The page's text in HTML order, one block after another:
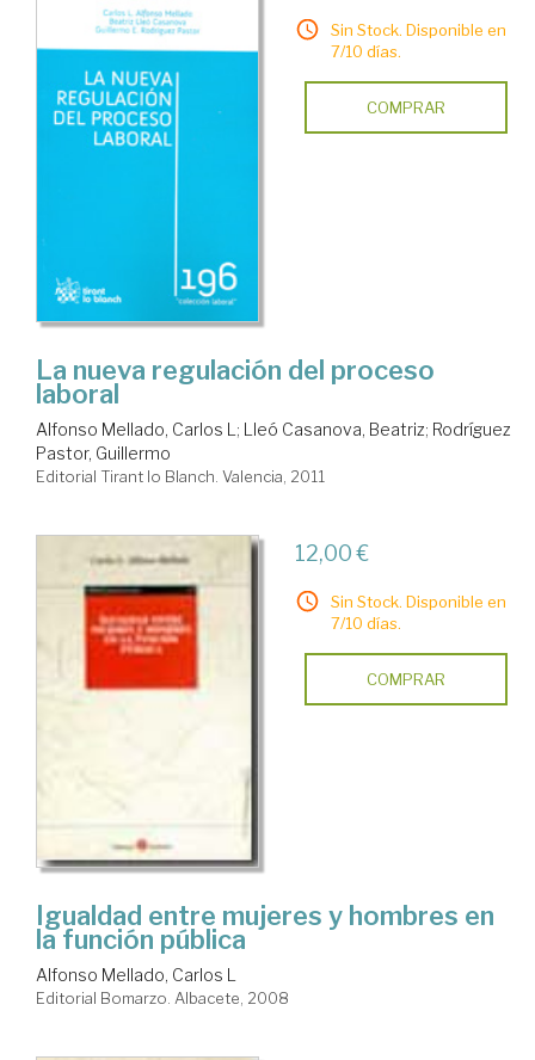
Sin Stock. Disponible en
7/10 días.
COMPRAR
La nueva regulación del proceso
laboral
Alfonso Mellado, Carlos L ; Lleó Casanova, Beatriz; Rodríguez
Pastor, Guillermo
Editorial Tirant lo Blanch. Valencia, 2011
12,00 €
Sin Stock. Disponible en
7/10 días.
COMPRAR
Igualdad entre mujeres y hombres en
la función pública
Alfonso Mellado, Carlos L
Editorial Bomarzo. Albacete, 2008